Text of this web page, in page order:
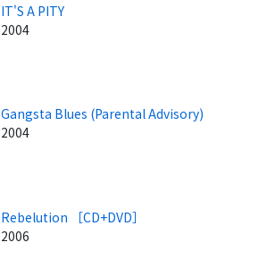
IT'S A PITY
2004
Gangsta Blues (Parental Advisory)
2004
Rebelution ［CD+DVD］
2006